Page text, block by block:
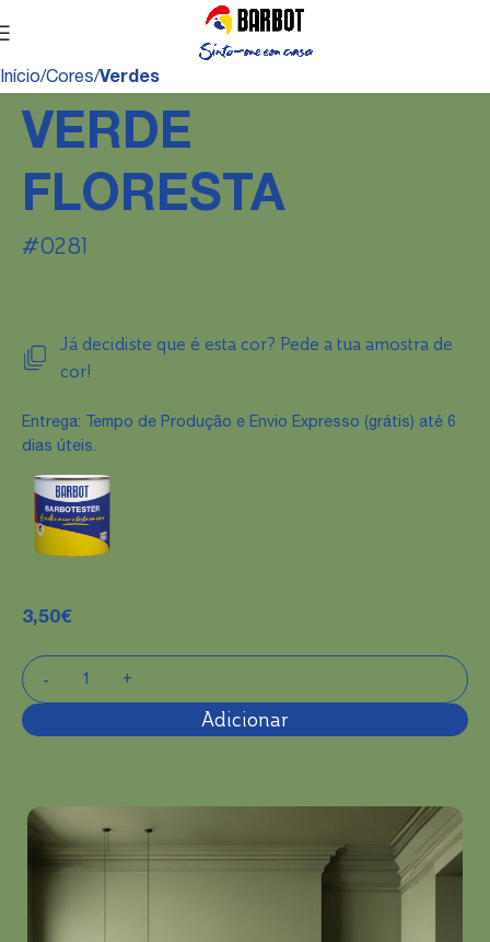
Início Cores Verdes
VERDE
FLORESTA
#0281
Já decidiste que é esta cor? Pede a tua amostra de
cor!
Entrega: Tempo de Produção e Envio Expresso (grátis) até 6
dias úteis.
3,50€
Adicionar